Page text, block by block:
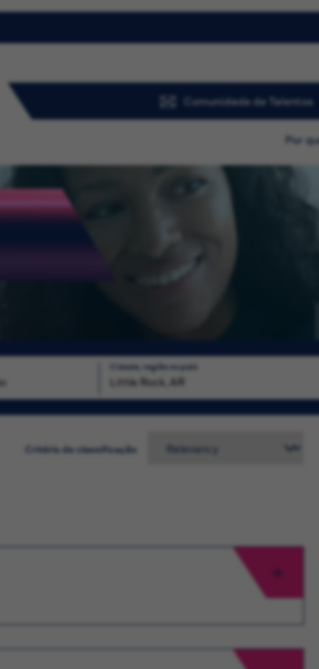
Comunidade de Talentos
Por
Cidade, região ou país
Critério de classificação